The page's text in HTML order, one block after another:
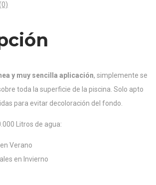
y muy sencilla aplicación, simplemente se
toda la superficie de la piscina. Solo apto
para evitar decoloración del fondo.
Litros de agua:
Verano
en Invierno